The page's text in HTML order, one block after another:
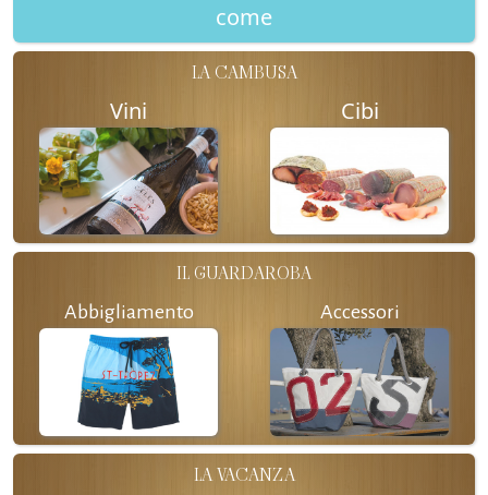
come
LA CAMBUSA
Vini Cibi
IL GUARDAROBA
Abbigliamento Accessori
LA VACANZA